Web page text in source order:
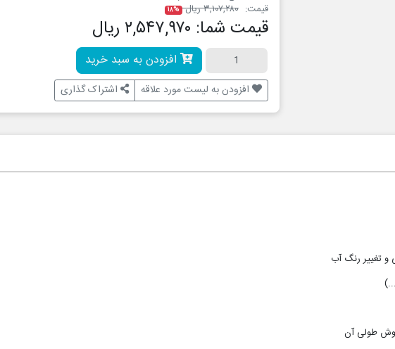
قیمت: ۳,۱۰۷,۲۸۰ ریال ۱۸%
قیمت شما: ۲,۵۴۷,۹۷۰ ریال
افزودن به سبد خرید
افزودن به لیست مورد علاقه اشتراک گذاری
و تغییر رنگ آب
جوش طولی آن